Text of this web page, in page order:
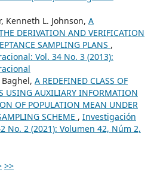
Kenneth L. Johnson, A
DERIVATION AND VERIFICATION
SAMPLING PLANS ,
Vol. 34 No. 3 (2013):
Baghel, A REDEFINED CLASS OF
USING AUXILIARY INFORMATION
OF POPULATION MEAN UNDER
SCHEME , Investigación
No. 2 (2021): Volumen 42, Núm 2,
>>